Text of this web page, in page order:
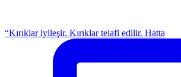
“Kırıklar iyileşir. Kırıklar telafi edilir. Hatta